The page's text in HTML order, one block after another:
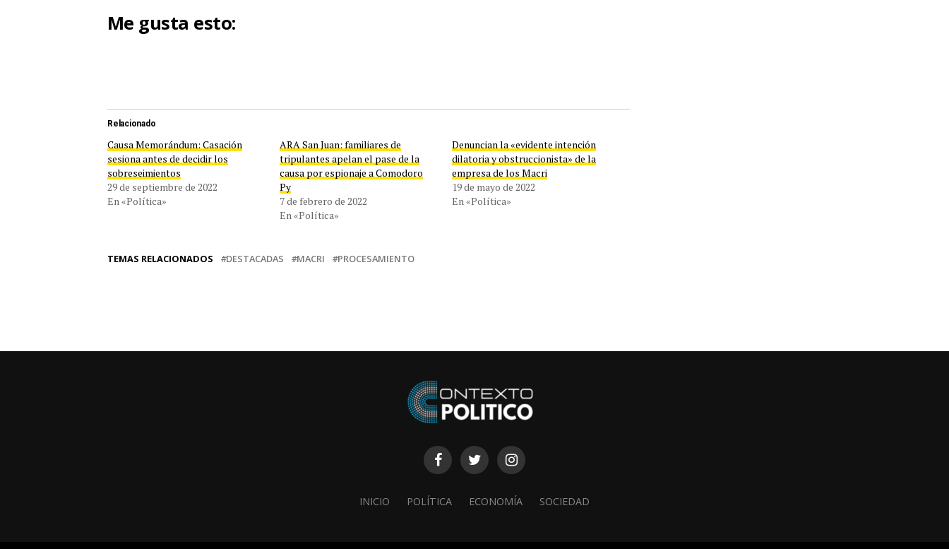
Me gusta esto:
Relacionado
Causa Memorándum: Casación
sesiona antes de decidir los
sobreseimientos
29 de septiembre de 2022
En «Política»
ARA San Juan: familiares de
tripulantes apelan el pase de la
causa por espionaje a Comodoro
Py
7 de febrero de 2022
En «Política»
Denuncian la «evidente intención
dilatoria y obstruccionista» de la
empresa de los Macri
19 de mayo de 2022
En «Política»
TEMAS RELACIONADOS DESTACADAS MACRI PROCESAMIENTO
INICIO POLÍTICA ECONOMÍA SOCIEDAD